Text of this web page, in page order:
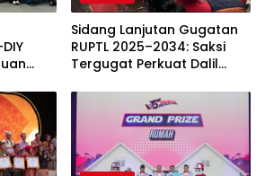
Sidang Lanjutan Gugatan
RUPTL 2025–2034: Saksi
Tergugat Perkuat Dalil